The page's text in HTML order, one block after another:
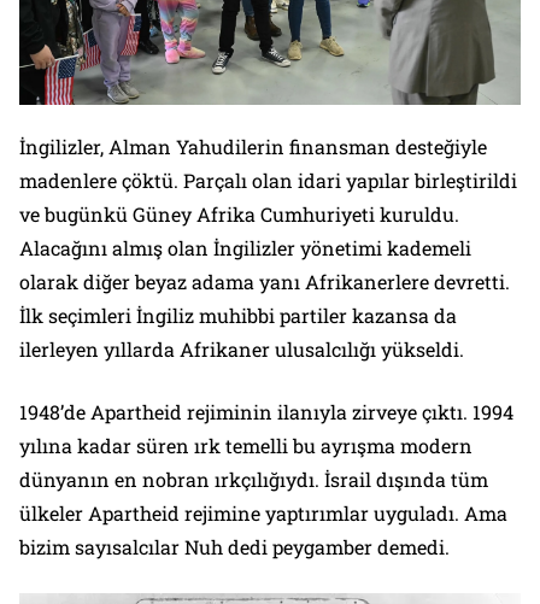
İngilizler, Alman Yahudilerin finansman desteğiyle
madenlere çöktü. Parçalı olan idari yapılar birleştirildi
ve bugünkü Güney Afrika Cumhuriyeti kuruldu.
Alacağını almış olan İngilizler yönetimi kademeli
olarak diğer beyaz adama yanı Afrikanerlere devretti.
İlk seçimleri İngiliz muhibbi partiler kazansa da
ilerleyen yıllarda Afrikaner ulusalcılığı yükseldi.
1948’de Apartheid rejiminin ilanıyla zirveye çıktı. 1994
yılına kadar süren ırk temelli bu ayrışma modern
dünyanın en nobran ırkçılığıydı. İsrail dışında tüm
ülkeler Apartheid rejimine yaptırımlar uyguladı. Ama
bizim sayısalcılar Nuh dedi peygamber demedi.